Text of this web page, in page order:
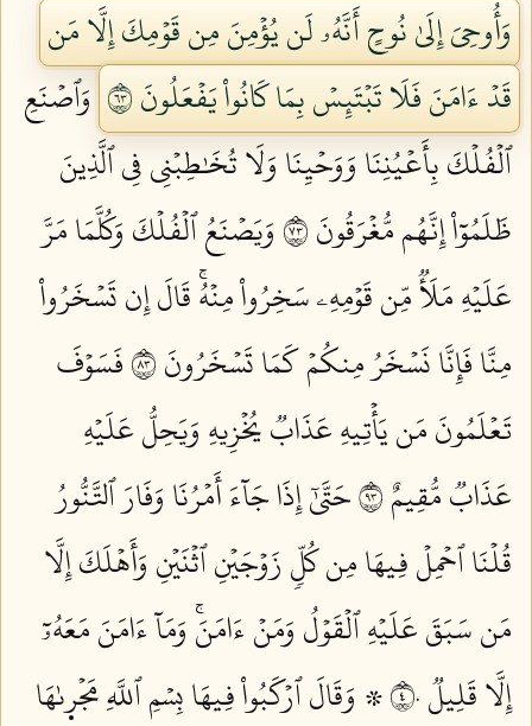
وَأُوحِيَ إِلَىٰ نُوحٍ أَنَّهُۥ لَن يُؤۡمِنَ مِن قَوۡمِكَ إِلَّا مَن
قَدۡ ءَامَنَ فَلَا تَبۡتَئِسۡ بِمَا كَانُواْ يَفۡعَلُونَ ٣٦
وَٱصۡنَعِ
ٱلۡفُلۡكَ بِأَعۡيُنِنَا وَوَحۡيِنَا وَلَا تُخَٰطِبۡنِي فِي ٱلَّذِينَ
ظَلَمُوٓاْ إِنَّهُم مُّغۡرَقُونَ ٣٧
وَيَصۡنَعُ ٱلۡفُلۡكَ وَكُلَّمَا مَرَّ
عَلَيۡهِ مَلَأٞ مِّن قَوۡمِهِۦ سَخِرُواْ مِنۡهُۚ قَالَ إِن تَسۡخَرُواْ
مِنَّا فَإِنَّا نَسۡخَرُ مِنكُمۡ كَمَا تَسۡخَرُونَ ٣٨
فَسَوۡفَ
تَعۡلَمُونَ مَن يَأۡتِيهِ عَذَابٞ يُخۡزِيهِ وَيَحِلُّ عَلَيۡهِ
عَذَابٞ مُّقِيمٌ ٣٩
حَتَّىٰٓ إِذَا جَآءَ أَمۡرُنَا وَفَارَ ٱلتَّنُّورُ
قُلۡنَا ٱحۡمِلۡ فِيهَا مِن كُلّٖ زَوۡجَيۡنِ ٱثۡنَيۡنِ وَأَهۡلَكَ إِلَّا
مَن سَبَقَ عَلَيۡهِ ٱلۡقَوۡلُ وَمَنۡ ءَامَنَۚ وَمَآ ءَامَنَ مَعَهُۥٓ
إِلَّا قَلِيلٞ ٤٠
۞ وَقَالَ ٱرۡكَبُواْ فِيهَا بِسۡمِ ٱللَّهِ مَجۡر۪ىٰهَا